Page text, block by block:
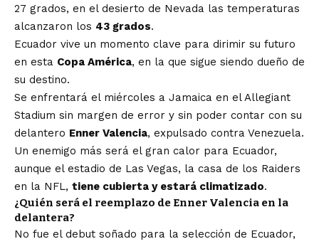
27 grados, en el desierto de Nevada las temperaturas
alcanzaron los 43 grados.
Ecuador vive un momento clave para dirimir su futuro
en esta Copa América, en la que sigue siendo dueño de
su destino.
Se enfrentará el miércoles a Jamaica en el Allegiant
Stadium sin margen de error y sin poder contar con su
delantero Enner Valencia, expulsado contra Venezuela.
Un enemigo más será el gran calor para Ecuador,
aunque el estadio de Las Vegas, la casa de los Raiders
en la NFL, tiene cubierta y estará climatizado.
¿Quién será el reemplazo de Enner Valencia en la
delantera?
No fue el debut soñado para la selección de Ecuador,